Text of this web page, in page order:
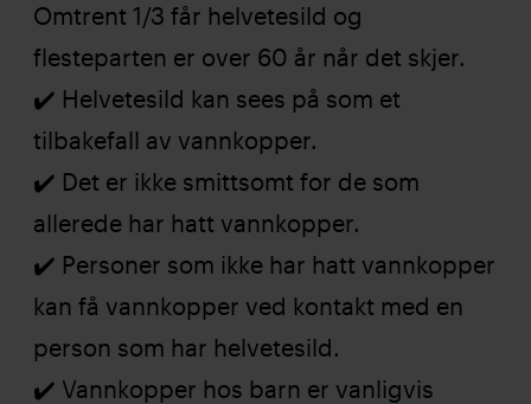
Omtrent 1/3 får helvetesild og
flesteparten er over 60 år når det skjer.
✔️ Helvetesild kan sees på som et
tilbakefall av vannkopper.
✔️ Det er ikke smittsomt for de som
allerede har hatt vannkopper.
✔️ Personer som ikke har hatt vannkopper
kan få vannkopper ved kontakt med en
person som har helvetesild.
✔️ Vannkopper hos barn er vanligvis